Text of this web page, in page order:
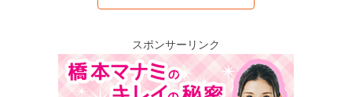
スポンサーリンク